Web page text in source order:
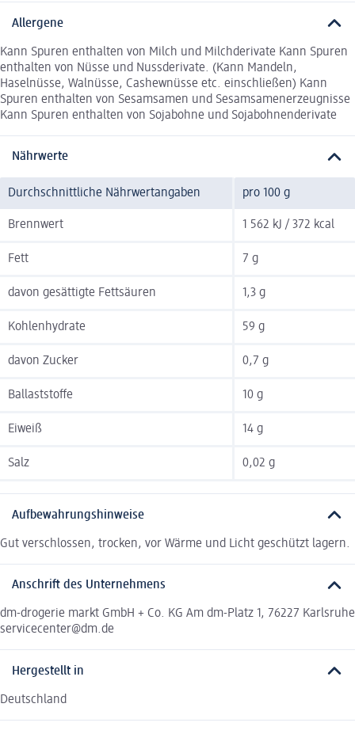
Allergene
Kann Spuren enthalten von Milch und Milchderivate Kann Spuren
enthalten von Nüsse und Nussderivate. (Kann Mandeln,
Haselnüsse, Walnüsse, Cashewnüsse etc. einschließen) Kann
Spuren enthalten von Sesamsamen und Sesamsamenerzeugnisse
Kann Spuren enthalten von Sojabohne und Sojabohnenderivate
Nährwerte
Durchschnittliche Nährwertangaben pro 100 g
Brennwert 1 562 kJ / 372 kcal
Fett 7 g
davon gesättigte Fettsäuren 1,3 g
Kohlenhydrate 59 g
davon Zucker 0,7 g
Ballaststoffe 10 g
Eiweiß 14 g
Salz 0,02 g
Aufbewahrungshinweise
Gut verschlossen, trocken, vor Wärme und Licht geschützt lagern.
Anschrift des Unternehmens
dm-drogerie markt GmbH + Co. KG Am dm-Platz 1, 76227 Karlsruhe
servicecenter@dm.de
Hergestellt in
Deutschland